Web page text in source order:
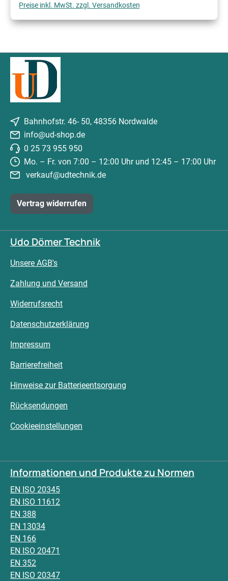
Preise inkl. MwSt. zzgl. Versandkosten
Bahnhofstr. 46- 50, 48356 Nordwalde
info@ud-shop.de
0 25 73 955 950
Mo. – Fr. von 7:00 – 12:00 Uhr und 12:45 – 17:00 Uhr
verkauf@udtechnik.de
Vertrag widerrufen
Udo Dömer Technik
Unsere AGB's
Zahlung und Versand
Widerrufsrecht
Datenschutzerklärung
Impressum
Barrierefreiheit
Hinweise zur Batterieentsorgung
Rücksendungen
Cookieeinstellungen
Informationen und Produkte zu Normen
EN ISO 20345
EN ISO 11612
EN 388
EN 13034
EN 166
EN ISO 20471
EN 352
EN ISO 20347